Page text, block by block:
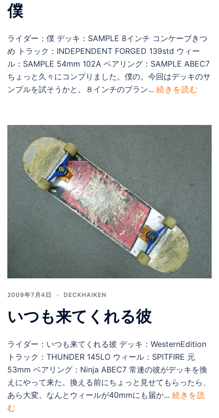
僕
ライダー：僕 デッキ：SAMPLE 8インチ コンケーブきつ
め トラック：INDEPENDENT FORGED 139std ウィー
ル：SAMPLE 54mm 102A ベアリング：SAMPLE ABEC7
ちょっと久々にコンプりました。僕の。今回はデッキのサ
ンプルを試そうかと。８インチのブラン... 続きを読む
2009年7月4日 DECKHAIKEN
いつも来てくれる彼
ライダー：いつも来てくれる彼 デッキ：WesternEdition
トラック：THUNDER 145LO ウィール：SPITFIRE 元
53mm ベアリング：Ninja ABEC7 常連の彼がデッキを換
えにやって来た。換える前にちょっと見せてもらったら、
あら大変。なんとウィールが40mmにも届か... 続きを読
む